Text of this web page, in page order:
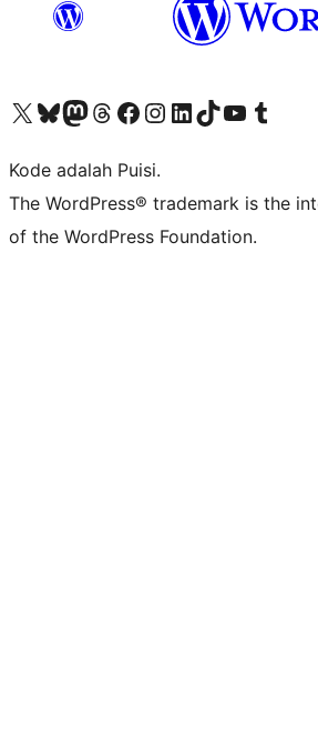
Kunjungi akun X (sebelumnya Twitter) kamiVisit our Bluesky account
Kunjungi akun Mastodon kami
Visit our Threads account
Kunjungi halaman Facebook kamiKunjungi akun Instagram kamiKunjungi akun LinkedIn kami
Visit our TikTok account
Kunjungi channel YouTube kamiVisit our Tumblr
Kode adalah Puisi.
The WordPress® trademark is the
of the WordPress Foundation.